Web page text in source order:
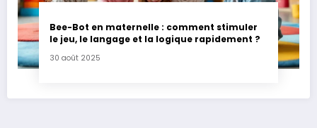
Bee-Bot en maternelle : comment stimuler
le jeu, le langage et la logique rapidement ?
30 août 2025